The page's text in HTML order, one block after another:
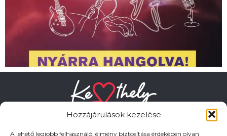
Hozzájárulások kezelése
A lehető legjobb felhasználói élmény biztosítása érdekében olyan